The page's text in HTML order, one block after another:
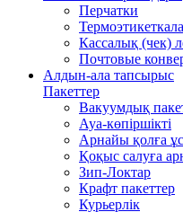
Перчатки
Кассалық (чек)
Почтовые
Алдын-ала тапсырыс
Пакеттер
Вакуумдық
Ауа-көпіршікті
Арнайы қолға
Қоқыс салуға
Зип-Локтар
Крафт пакеттер
Курьерлік